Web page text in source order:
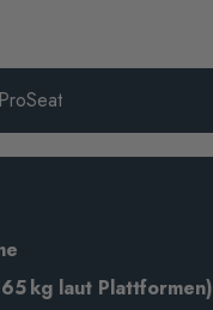
kg laut Plattformen)